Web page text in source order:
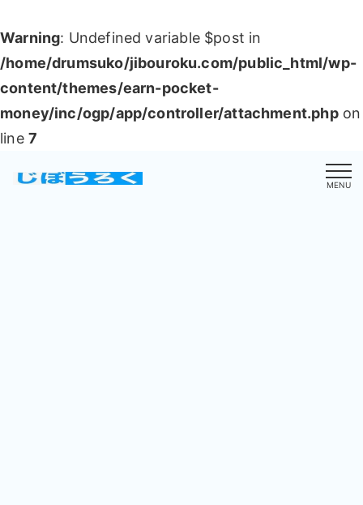
Warning: Undefined variable $post in
/home/drumsuko/jibouroku.com/public_html/wp-
content/themes/earn-pocket-
money/inc/ogp/app/controller/attachment.phpon
line 7
MENU